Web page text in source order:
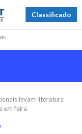
Classificado
levam literatura
em feira